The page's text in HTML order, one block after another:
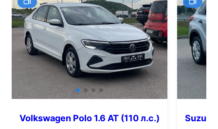
Volkswagen Polo 1.6 AT (110 л.с.) Suzuki